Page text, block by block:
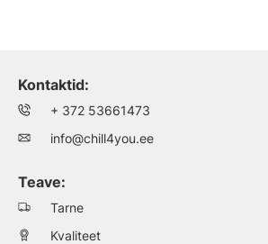
Kontaktid:
+ 372 53661473
info@chill4you.ee
Teave:
Tarne
Kvaliteet